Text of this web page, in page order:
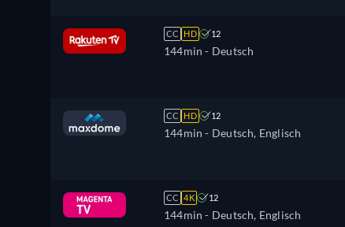
CC HD 12
144min - Deutsch
CC HD 12
144min - Deutsch, Englisch
CC 4K 12
144min - Deutsch, Englisch